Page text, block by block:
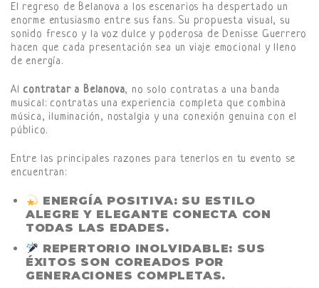
El regreso de Belanova a los escenarios ha despertado un
enorme entusiasmo entre sus fans. Su propuesta visual, su
sonido fresco y la voz dulce y poderosa de Denisse Guerrero
hacen que cada presentación sea un viaje emocional y lleno
de energía.
Al contratar a Belanova, no solo contratas a una banda
musical: contratas una experiencia completa que combina
música, iluminación, nostalgia y una conexión genuina con el
público.
Entre las principales razones para tenerlos en tu evento se
encuentran:
ENERGÍA POSITIVA: SU ESTILO
ALEGRE Y ELEGANTE CONECTA CON
TODAS LAS EDADES.
REPERTORIO INOLVIDABLE: SUS
ÉXITOS SON COREADOS POR
GENERACIONES COMPLETAS.